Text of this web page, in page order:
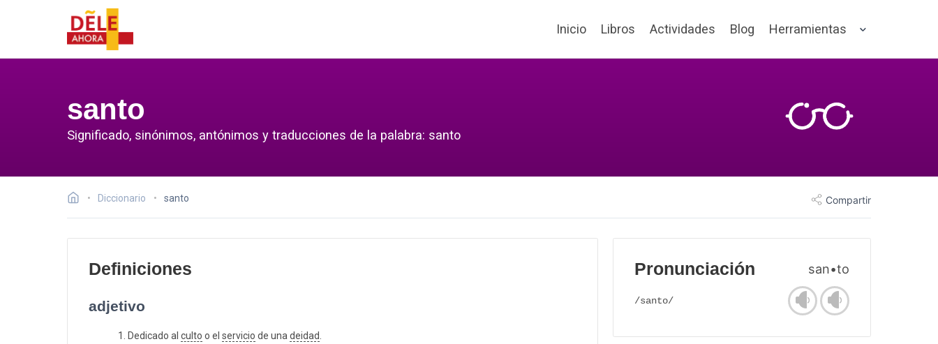
Inicio Libros Actividades Blog Herramientas
santo
Significado, sinónimos, antónimos y traducciones de la palabra: santo
Diccionario santo Compartir
Definiciones
adjetivo
Dedicado al culto o el servicio de unadeidad.
Pronunciación san•to
/santo/